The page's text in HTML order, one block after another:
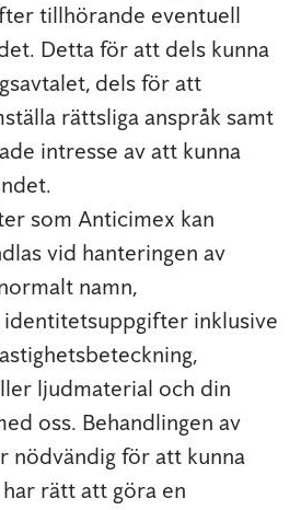
tillhörande eventuell
Detta för att dels kunna
dels för att
rättsliga anspråk samt
intresse av att kunna
som Anticimex kan
vid hanteringen av
namn,
inklusive
ljudmaterial och din
oss. Behandlingen av
nödvändig för att kunna
rätt att göra en